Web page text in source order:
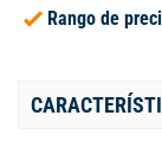
Rango de